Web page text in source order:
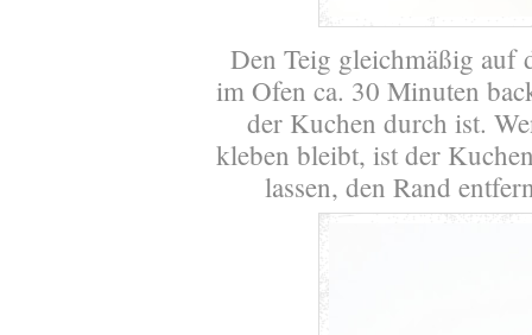
Den Teig gleichmäßig auf
im Ofen ca. 30 Minuten
der Kuchen durch ist.
kleben bleibt, ist der
lassen, den Rand